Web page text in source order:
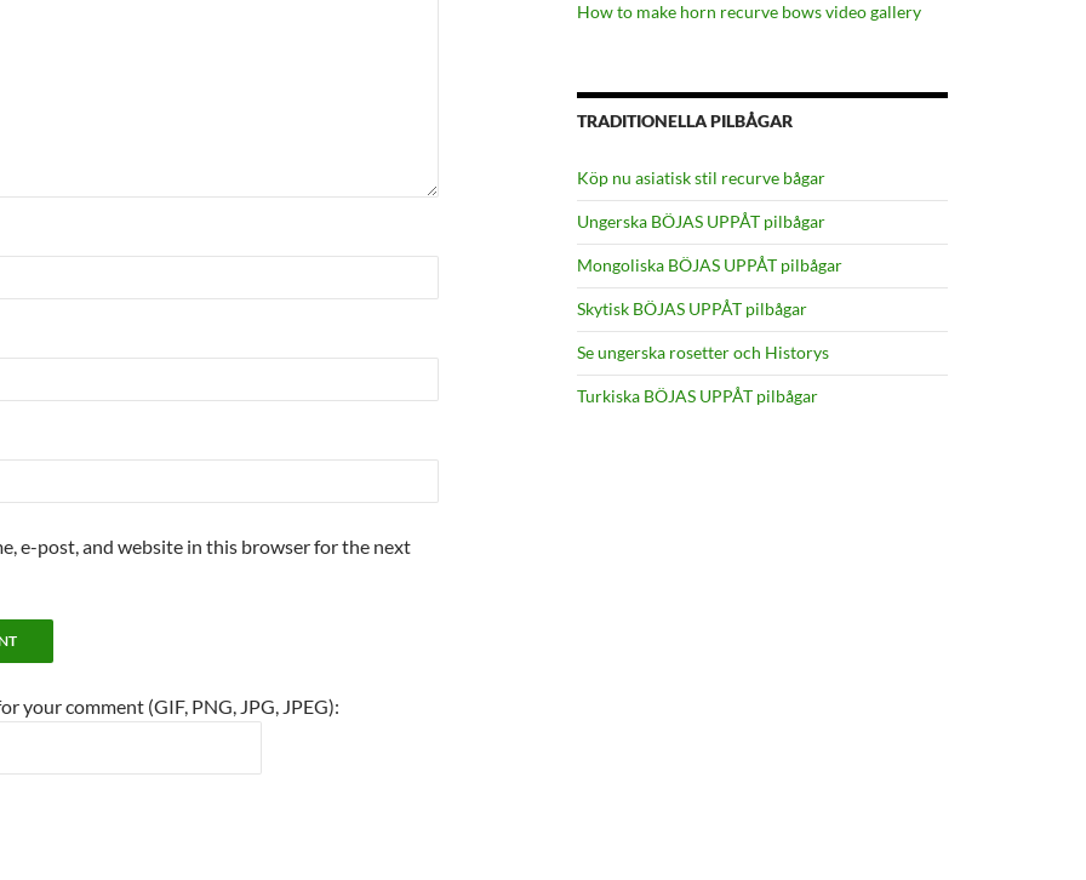
e-post, and website in this browser for the next
your comment (GIF, PNG, JPG, JPEG):
How to make horn recurve bows video gallery
TRADITIONELLA PILBÅGAR
Köp nu asiatisk stil recurve bågar
Ungerska BÖJAS UPPÅT pilbågar
Mongoliska BÖJAS UPPÅT pilbågar
Skytisk BÖJAS UPPÅT pilbågar
Se ungerska rosetter och Historys
Turkiska BÖJAS UPPÅT pilbågar